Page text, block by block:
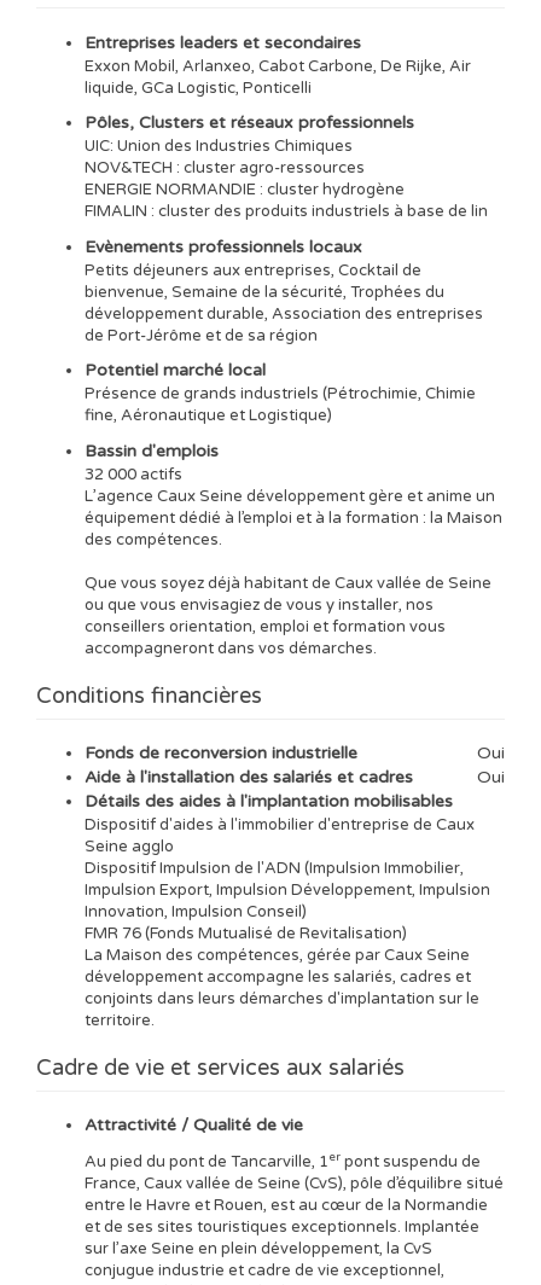
Entreprises leaders et secondaires
Exxon Mobil, Arlanxeo, Cabot Carbone, De Rijke, Air
liquide, GCa Logistic, Ponticelli
Pôles, Clusters et réseaux professionnels
UIC: Union des Industries Chimiques
NOV&TECH : cluster agro-ressources
ENERGIE NORMANDIE : cluster hydrogène
FIMALIN : cluster des produits industriels à base de lin
Evènements professionnels locaux
Petits déjeuners aux entreprises, Cocktail de
bienvenue, Semaine de la sécurité, Trophées du
développement durable, Association des entreprises
de Port-Jérôme et de sa région
Potentiel marché local
Présence de grands industriels (Pétrochimie, Chimie
fine, Aéronautique et Logistique)
Bassin d'emplois
32 000 actifs
L’agence Caux Seine développement gère et anime un
équipement dédié à l’emploi et à la formation : la Maison
des compétences.
Que vous soyez déjà habitant de Caux vallée de Seine
ou que vous envisagiez de vous y installer, nos
conseillers orientation, emploi et formation vous
accompagneront dans vos démarches.
Conditions financières
Fonds de reconversion industrielle
Oui
Aide à l'installation des salariés et cadres
Oui
Détails des aides à l'implantation mobilisables
Dispositif d'aides à l'immobilier d'entreprise de Caux
Seine agglo
Dispositif Impulsion de l'ADN (Impulsion Immobilier,
Impulsion Export, Impulsion Développement, Impulsion
Innovation, Impulsion Conseil)
FMR 76 (Fonds Mutualisé de Revitalisation)
La Maison des compétences, gérée par Caux Seine
développement accompagne les salariés, cadres et
conjoints dans leurs démarches d'implantation sur le
territoire.
Cadre de vie et services aux salariés
Attractivité / Qualité de vie
Au pied du pont de Tancarville, 1er pont suspendu de
France, Caux vallée de Seine (CvS), pôle d’équilibre situé
entre le Havre et Rouen, est au cœur de la Normandie
et de ses sites touristiques exceptionnels. Implantée
sur l’axe Seine en plein développement, la CvS
conjugue industrie et cadre de vie exceptionnel,